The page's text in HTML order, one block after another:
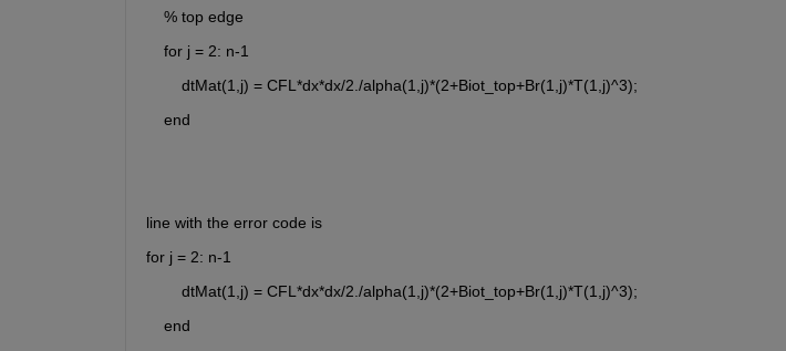
    % top edge
    for j = 2: n-1
        dtMat(1,j) = CFL*dx*dx/2./alpha(1,j)*(2+Biot_top+Br(1,j)*T(1,j)^3);
    end
line with the error code is
for j = 2: n-1
        dtMat(1,j) = CFL*dx*dx/2./alpha(1,j)*(2+Biot_top+Br(1,j)*T(1,j)^3);
    end